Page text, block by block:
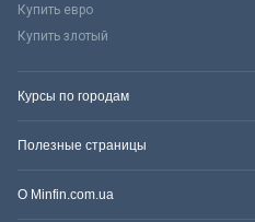
Купить евро
Купить злотый
Курсы по городам
Полезные страницы
О Minfin.com.ua